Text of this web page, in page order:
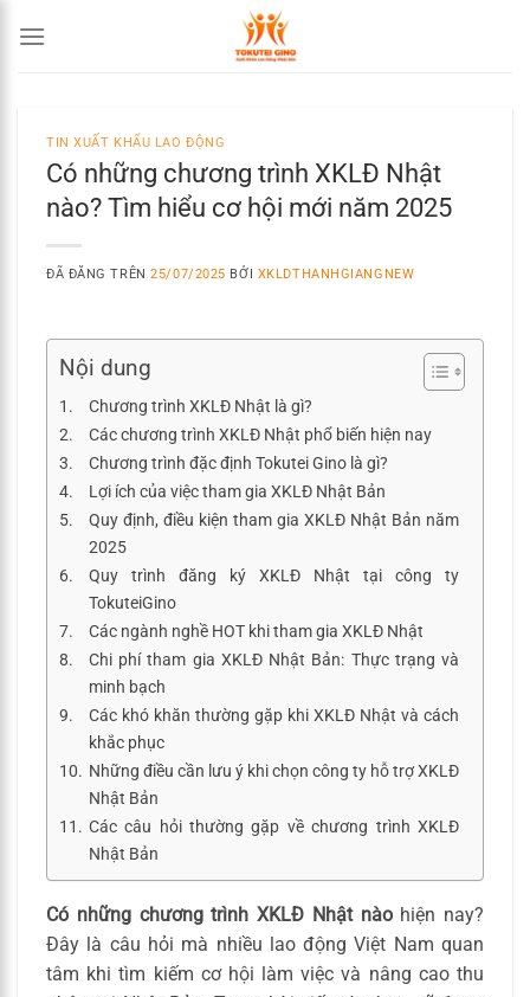
đến
TIN XUẤT KHẨU LAO ĐỘNG
Có những chương trình XKLĐ Nhật
nào? Tìm hiểu cơ hội mới năm 2025
ĐÃ ĐĂNG TRÊN25/07/2025 BỞI XKLDTHANHGIANGNEW
Nội dung
Chương trình XKLĐ Nhật là gì?
Các chương trình XKLĐ Nhật phổ biến hiện nay
Chương trình đặc định Tokutei Gino là gì?
Lợi ích của việc tham gia XKLĐ Nhật Bản
Quy định, điều kiện tham gia XKLĐ Nhật Bản năm
2025
Quy trình đăng ký XKLĐ Nhật tại công ty
TokuteiGino
Các ngành nghề HOT khi tham gia XKLĐ Nhật
Chi phí tham gia XKLĐ Nhật Bản: Thực trạng và
minh bạch
Các khó khăn thường gặp khi XKLĐ Nhật và cách
khắc phục
Những điều cần lưu ý khi chọn công ty hỗ trợ XKLĐ
Nhật Bản
Các câu hỏi thường gặp về chương trình XKLĐ
Nhật Bản
Có những chương trình XKLĐ Nhật nàohiện nay?
Đây là câu hỏi mà nhiều lao động Việt Nam quan
tâm khi tìm kiếm cơ hội làm việc và nâng cao thu